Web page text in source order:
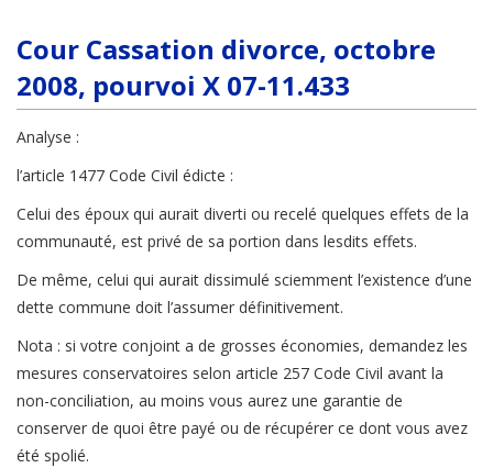
Cour Cassation divorce, octobre
2008, pourvoi X 07-11.433
Analyse :
l’article 1477 Code Civil édicte :
Celui des époux qui aurait diverti ou recelé quelques effets de la
communauté, est privé de sa portion dans lesdits effets.
De même, celui qui aurait dissimulé sciemment l’existence d’une
dette commune doit l’assumer définitivement.
Nota : si votre conjoint a de grosses économies, demandez les
mesures conservatoires selon article 257 Code Civil avant la
non-conciliation, au moins vous aurez une garantie de
conserver de quoi être payé ou de récupérer ce dont vous avez
été spolié.